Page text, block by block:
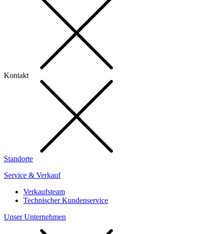
Kontakt
Standorte
Service & Verkauf
Verkaufsteam
Technischer Kundenservice
Unser Unternehmen